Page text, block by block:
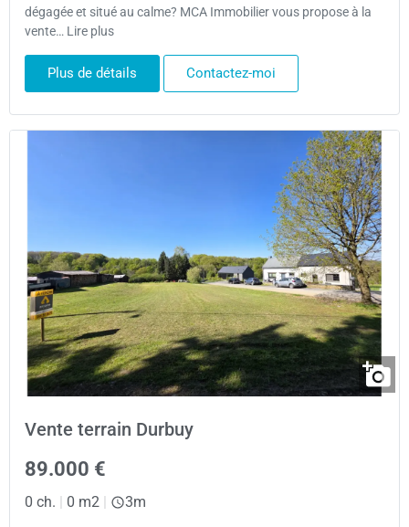
dégagée et situé au calme? MCA Immobilier vous propose à la
vente… Lire plus
Plus de détails Contactez-moi
Vente terrain Durbuy
89.000 €
0 ch. | 0 m2 | 3m